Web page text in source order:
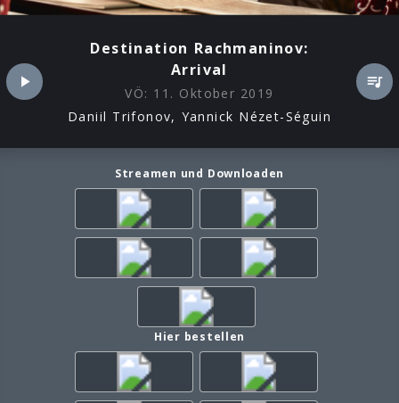
Destination Rachmaninov:
Arrival
VÖ: 11. Oktober 2019
Daniil Trifonov, Yannick Nézet-Séguin
Streamen und Downloaden
Hier bestellen